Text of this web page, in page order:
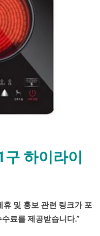
하이라이
및 홍보 관련 링크가 포
료를 제공받습니다.”